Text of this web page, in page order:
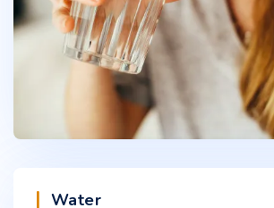
Categories
Water